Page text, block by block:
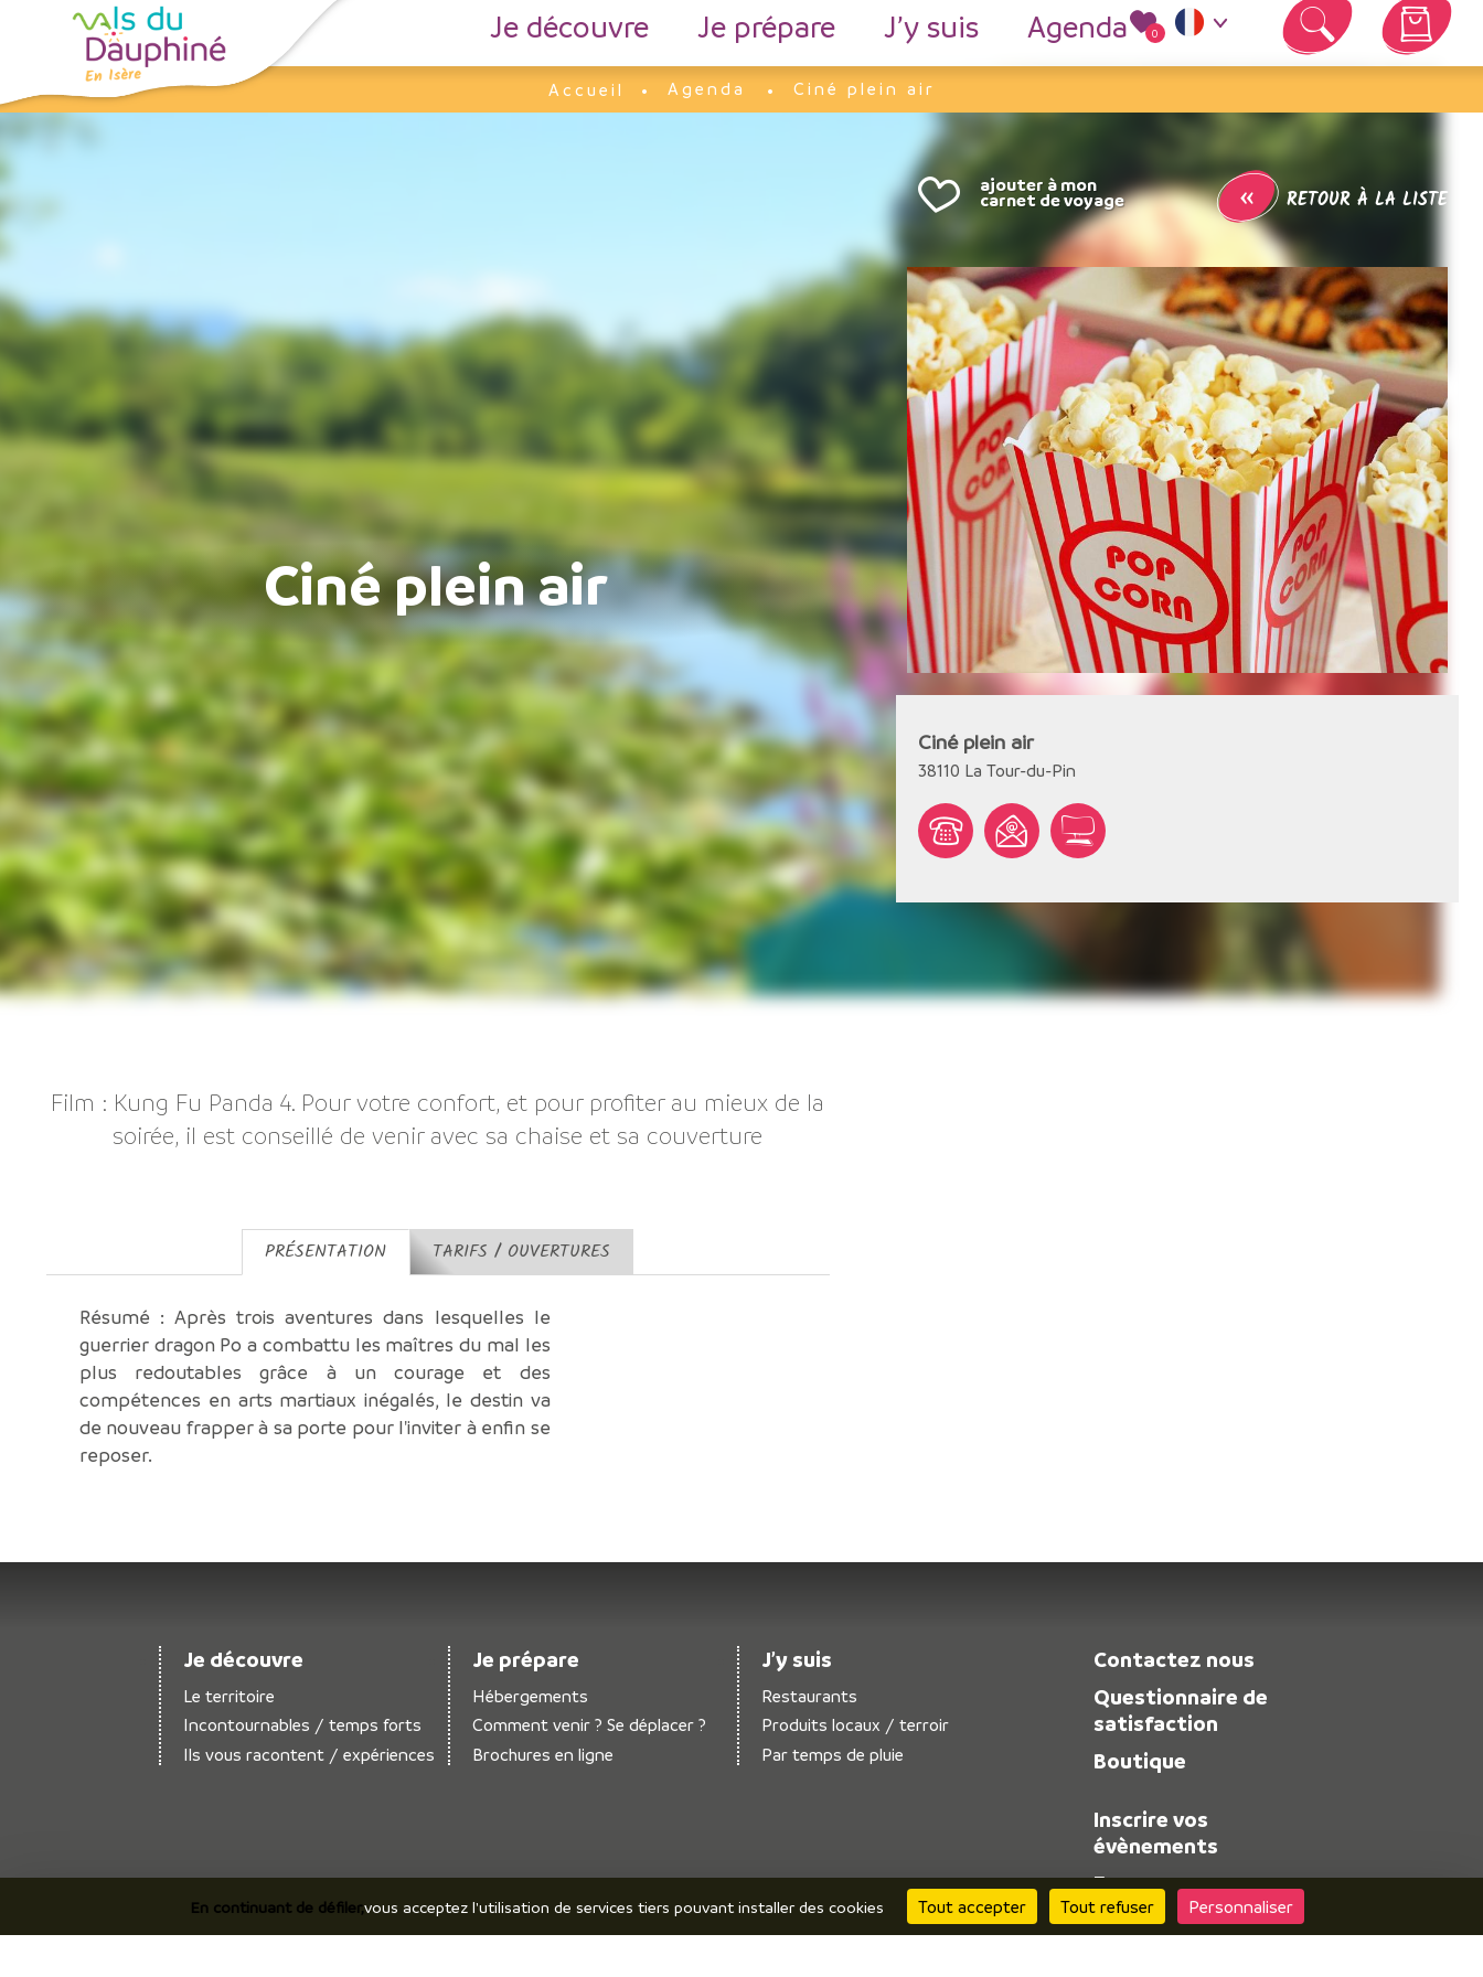
Je découvre Je prépare J’y suis Agenda 0
Votre panier est vide
Accueil
Agenda Ciné plein air
Ciné plein air
Film : Kung Fu Panda 4. Pour votre confort, et pour profiter au mieux de la
soirée, il est conseillé de venir avec sa chaise et sa couverture
PRÉSENTATION TARIFS / OUVERTURES
Résumé : Après trois aventures dans lesquelles le
guerrier dragon Po a combattu les maîtres du mal les
plus redoutables grâce à un courage et des
compétences en arts martiaux inégalés, le destin va
de nouveau frapper à sa porte pour l'inviter à enfin se
reposer.
« RETOUR À LA LISTE
Ciné plein air
38110 La Tour-du-Pin
Je découvre
Le territoire
Incontournables / temps forts
Ils vous racontent / expériences
Je prépare
Hébergements
Comment venir ? Se déplacer ?
Brochures en ligne
J’y suis
Restaurants
Produits locaux / terroir
Par temps de pluie
Contactez nous
Questionnaire de
satisfaction
Boutique
Inscrire vos
évènements
Espace pro
Espace presse
Panneau de gestion des cookies
En continuant de défiler,vous acceptez l'utilisation de services tiers pouvant installer des cookies Tout accepter Tout refuser Personnaliser